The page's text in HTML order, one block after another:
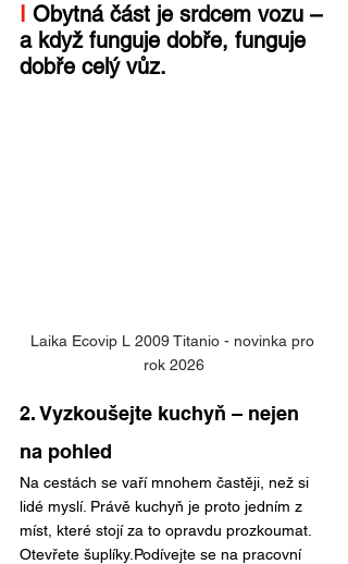
I Obytná část je srdcem vozu –
a když funguje dobře, funguje
dobře celý vůz.
Laika Ecovip L 2009 Titanio - novinka pro
rok 2026
2. Vyzkoušejte kuchyň – nejen
na pohled
Na cestách se vaří mnohem častěji, než si
lidé myslí. Právě kuchyň je proto jedním z
míst, které stojí za to opravdu prozkoumat.
Otevřete šuplíky.Podívejte se na pracovní